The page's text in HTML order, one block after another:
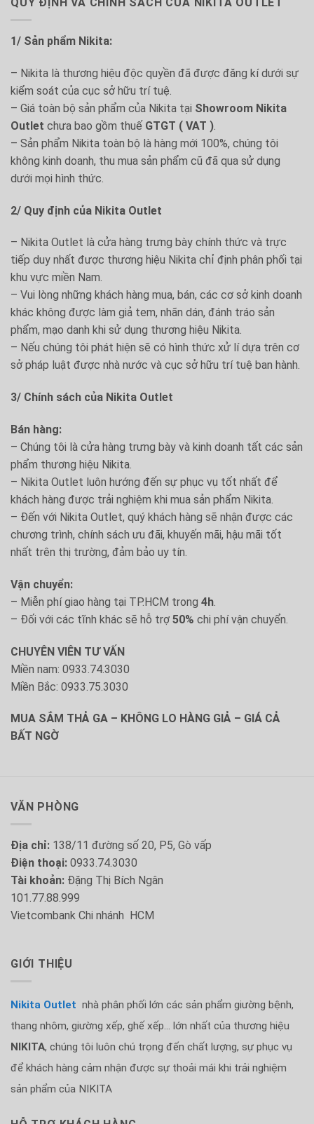
biến
có
được
chọn
trang
sản
QUY ĐỊNH VÀ CHÍNH SÁCH CỦA NIKITA OUTLET
1/ Sản phẩm Nikita:
– Nikita là thương hiệu độc quyền đã được đăng kí dưới sự
kiểm soát của cục sở hữu trí tuệ.
– Giá toàn bộ sản phẩm của Nikita tại Showroom Nikita
Outlet chưa bao gồm thuế GTGT ( VAT )
– Sản phẩm Nikita toàn bộ là hàng mới 100%, chúng tôi
không kinh doanh, thu mua sản phẩm cũ đã qua sử dụng
dưới mọi hình thức.
2/ Quy định của Nikita Outlet
– Nikita Outlet là cửa hàng trưng bày chính thức và trực
tiếp duy nhất được thương hiệu Nikita chỉ định phân phối tại
khu vực miền Nam.
– Vui lòng những khách hàng mua, bán, các cơ sở kinh doanh
khác không được làm giả tem, nhãn dán, đánh tráo sản
phẩm, mạo danh khi sử dụng thương hiệu Nikita.
– Nếu chúng tôi phát hiện sẽ có hình thức xử lí dựa trên cơ
sở pháp luật được nhà nước và cục sở hữu trí tuệ ban hành.
3/ Chính sách của Nikita Outlet
Bán hàng:
– Chúng tôi là cửa hàng trưng bày và kinh doanh tất các sản
phẩm thương hiệu Nikita.
– Nikita Outlet luôn hướng đến sự phục vụ tốt nhất để
khách hàng được trải nghiệm khi mua sản phẩm Nikita.
– Đến với Nikita Outlet, quý khách hàng sẽ nhận được các
chương trình, chính sách ưu đãi, khuyến mãi, hậu mãi tốt
nhất trên thị trường, đảm bảo uy tín.
Vận chuyển:
– Miễn phí giao hàng tại TP.HCM trong 4h
– Đối với các tĩnh khác sẽ hỗ trợ 50% chi phí vận chuyển.
CHUYÊN VIÊN TƯ VẤN
Miền nam: 0933.74.3030
Miền Bắc: 0933.75.3030
MUA SẮM THẢ GA – KHÔNG LO HÀNG GIẢ – GIÁ CẢ
BẤT NGỜ
VĂN PHÒNG
Địa chỉ: 138/11 đường số 20, P5, Gò vấp
Điện thoại: 0933.74.3030
Tài khoản: Đặng Thị Bích Ngân
101.77.88.999
Vietcombank Chi nhánh HCM
GIỚI THIỆU
Nikita Outlet nhà phân phối lớn các sản phẩm giường bệnh,
thang nhôm, giường xếp, ghế xếp... lớn nhất của thương hiệu
NIKITA, chúng tôi luôn chú trọng đến chất lượng, sự phục vụ
để khách hàng cảm nhận được sự thoải mái khi trải nghiệm
sản phẩm của NIKITA